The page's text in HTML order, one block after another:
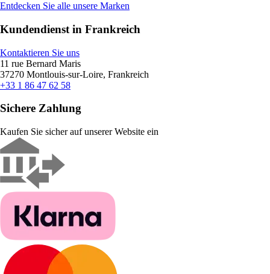
Entdecken Sie alle unsere Marken
Kundendienst in Frankreich
Kontaktieren Sie uns
11 rue Bernard Maris
37270 Montlouis-sur-Loire, Frankreich
+33 1 86 47 62 58
Sichere Zahlung
Kaufen Sie sicher auf unserer Website ein